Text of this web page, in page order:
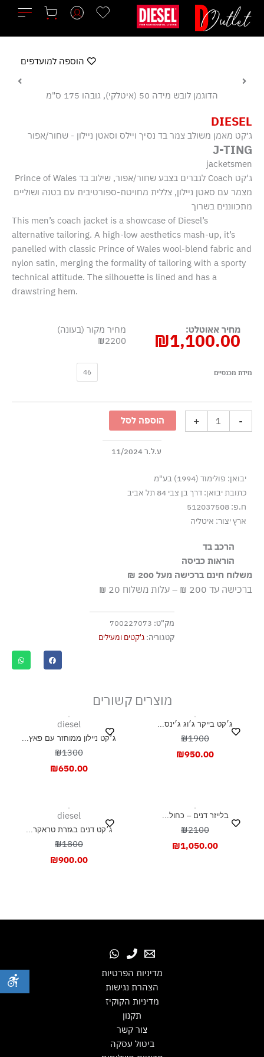
לתוכן
DIESEL
ג׳קט מאמן משולב צמר בד נסיך ויילס וסאטן ניילון - שחור/אפור
J-TING
jacketsmen
ג'קט Coach לגברים בצבע שחור/אפור, שילוב בד Prince of Wales
מצמר עם סאטן ניילון, צללית מחויטת-ספורטיבית עם בטנה ושוליים
מתכווננים בשרוך
This men’s coach jacket is a showcase of Diesel’s
alternative tailoring. A high-low aesthetics mash-up, it’s
panelled with classic Prince of Wales wool-blend fabric and
nylon satin, merging the formality of tailoring with a sporty
technical attitude. The silhouette is lined and has a
drawstring hem.
מחיר אאוטלט:
₪1,100.00
מחיר מקור (בעונה)
₪2200
מידת מכנסיים 46
-
מאמן
משולב
ויילס
וסאטן
ניילון
+ הוספה לסל
ע.ל.ר 11/2024
יבואן: פולימוד (1994) בע"מ
כתובת יבואן: דרך בן צבי 84 תל אביב
ח.פ: 512037508
ארץ יצור: איטליה
הרכב בד
54% פוליאסטר 44% צמר 2% אלסטן, ניגוד 100% פוליאמידהוראות כביסה
שטיפה ידנית
ללא חומרי הלבנה, ללא השריה
גיהוץ בחום נמוך
בגד לניקוי יבש (עדין)
משלוח חינם ברכישה מעל 200 ₪
ברכישה עד 200 ₪ – עלות משלוח 20 ₪
מק"ט: 700227073
קטגוריה: ג'קטים ומעילים
הוספה למועדפים
הדוגמן לובש מידה 50 (איטלקי), גובהו 175 ס"מ
מוצרים קשורים
ג׳קט בייקר ג׳וג ג׳ינס...
₪1900
₪950.00
diesel
ג׳קט ניילון ממוחזר עם פאץ...
₪1300
₪650.00
בלייזר דנים – כחול...
₪2100
₪1,050.00
diesel
ג׳קט דנים בגזרת טראקר...
₪1800
₪900.00
מדיניות הפרטיות
הצהרת נגישות
מדיניות הקוקיז
תקנון
צור קשר
ביטול עסקה